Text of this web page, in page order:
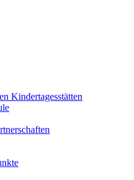
Kindertagesstätten